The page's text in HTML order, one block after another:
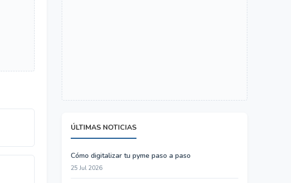
ÚLTIMAS NOTICIAS
Cómo digitalizar tu pyme paso a paso
25 Jul 2026